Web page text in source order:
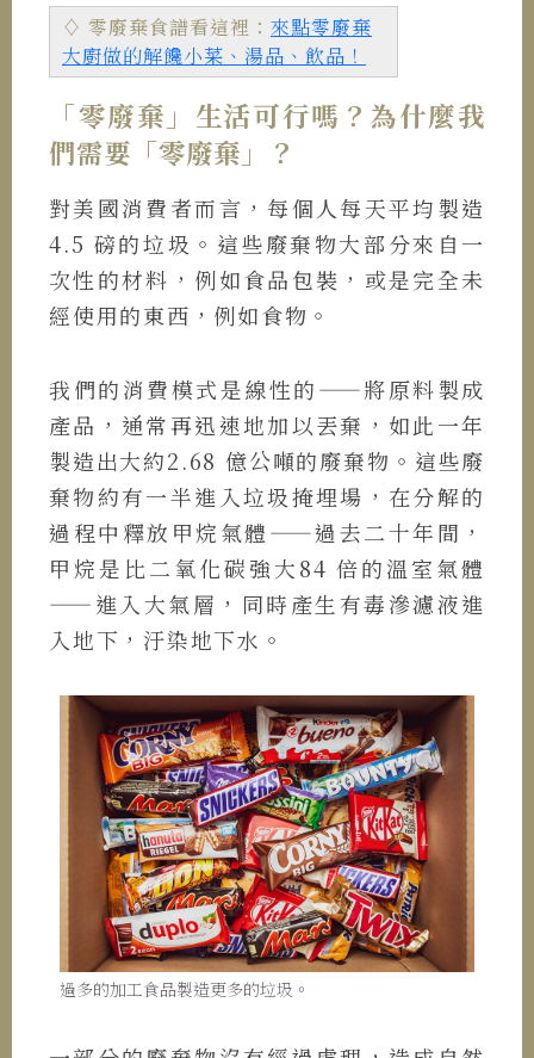
♢ 零廢棄食譜看這裡：來點零廢棄
大廚做的解饞小菜、湯品、飲品！
「零廢棄」生活可行嗎？為什麼我
們需要「零廢棄」？
對美國消費者而言，每個人每天平均製造
4.5 磅的垃圾。這些廢棄物大部分來自一
次性的材料，例如食品包裝，或是完全未
經使用的東西，例如食物。
我們的消費模式是線性的——將原料製成
產品，通常再迅速地加以丟棄，如此一年
製造出大約2.68 億公噸的廢棄物。這些廢
棄物約有一半進入垃圾掩埋場，在分解的
過程中釋放甲烷氣體——過去二十年間，
甲烷是比二氧化碳強大84 倍的溫室氣體
——進入大氣層，同時產生有毒滲濾液進
入地下，汙染地下水。
過多的加工食品製造更多的垃圾。